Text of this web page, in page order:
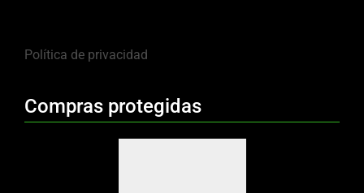
Política de privacidad
Compras protegidas